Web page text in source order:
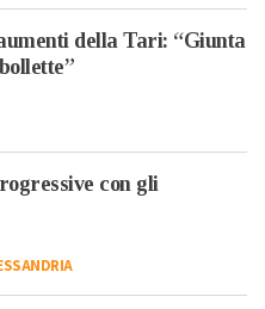
della Tari: “Giunta
con gli